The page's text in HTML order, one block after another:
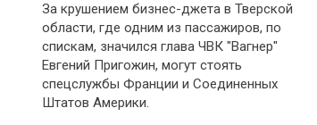
За крушением бизнес-джета в Тверской
области, где одним из пассажиров, по
спискам, значился глава ЧВК "Вагнер"
Евгений Пригожин, могут стоять
спецслужбы Франции и Соединенных
Штатов Америки.